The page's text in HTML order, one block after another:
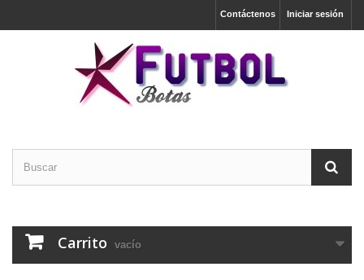
Iniciar sesión
Contáctenos
Carrito vacío